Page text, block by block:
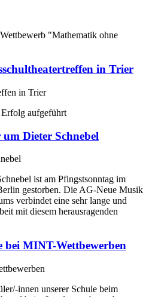
"Mathematik ohne
in Trier
aufgeführt
Dieter Schnebel
ist am Pfingstsonntag im
gestorben. Die AG-Neue Musik
verbindet eine sehr lange und
mit diesem herausragenden
bei MINT-Wettbewerben
innen unserer Schule beim